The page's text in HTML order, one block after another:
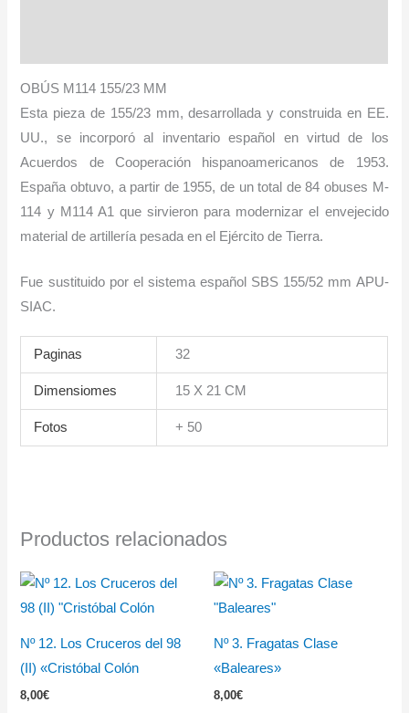
OBÚS M114 155/23 MM
Esta pieza de 155/23 mm, desarrollada y construida en EE.
UU., se incorporó al inventario español en virtud de los
Acuerdos de Cooperación hispanoamericanos de 1953.
España obtuvo, a partir de 1955, de un total de 84 obuses M-
114 y M114 A1 que sirvieron para modernizar el envejecido
material de artillería pesada en el Ejército de Tierra.
Fue sustituido por el sistema español SBS 155/52 mm APU-
SIAC.
Paginas 32
Dimensiomes 15 X 21 CM
Fotos + 50
Productos relacionados
Nº 12. Los Cruceros del 98
(II) «Cristóbal Colón
8,00€
Nº 3. Fragatas Clase
«Baleares»
8,00€